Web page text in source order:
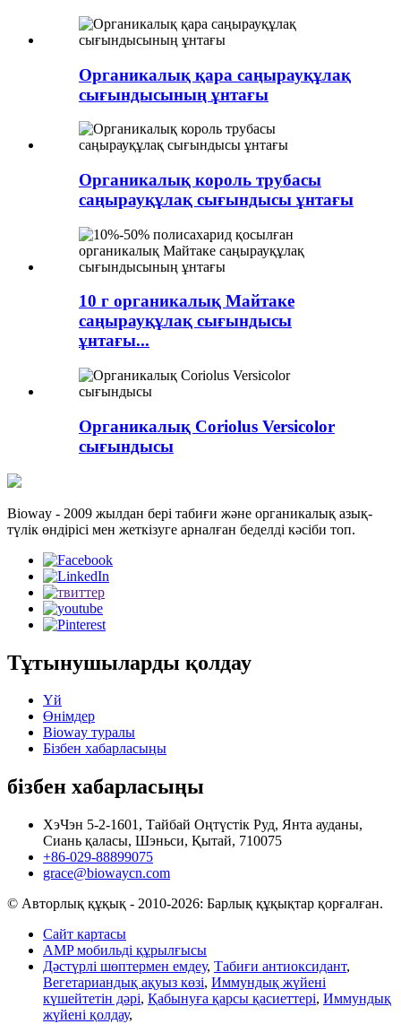
Органикалық қара саңырауқұлақ
сығындысының ұнтағы
Органикалық король трубасы
саңырауқұлақ сығындысы ұнтағы
10 г органикалық Майтаке
саңырауқұлақ сығындысы
ұнтағы...
Органикалық Coriolus Versicolor
сығындысы
Bioway - 2009 жылдан бері табиғи және органикалық азық-
түлік өндірісі мен жеткізуге арналған беделді кәсіби топ.
Тұтынушыларды қолдау
Үй
Өнімдер
Bioway туралы
Бізбен хабарласыңы
бізбен хабарласыңы
ХэЧэн 5-2-1601, Тайбай Оңтүстік Руд, Янта ауданы,
Сиань қаласы, Шэньси, Қытай, 710075
+86-029-88899075
grace@biowaycn.com
© Авторлық құқық - 2010-2026: Барлық құқықтар қорғалған.
Сайт картасы
AMP мобильді құрылғысы
Дәстүрлі шөптермен емдеу, Табиғи антиоксидант,
Вегетариандық ақуыз көзі, Иммундық жүйені
күшейтетін дәрі, Қабынуға қарсы қасиеттері, Иммундық
жүйені қолдау,